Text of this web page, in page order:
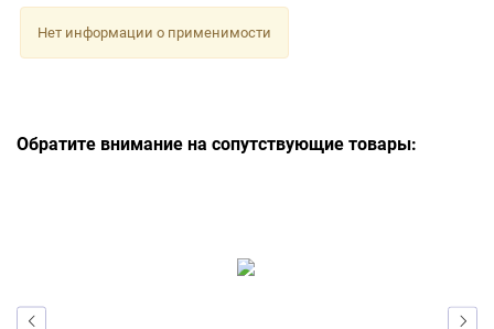
Нет информации о применимости
Обратите внимание на сопутствующие товары: